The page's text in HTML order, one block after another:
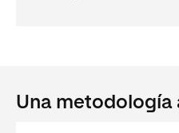
Una metodología